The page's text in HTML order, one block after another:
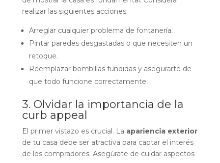
realizar las siguientes acciones:
Arreglar cualquier problema de fontanería.
Pintar paredes desgastadas o que necesiten un
retoque.
Reemplazar bombillas fundidas y asegurarte de
que todo funcione correctamente.
3. Olvidar la importancia de la
curb appeal
El primer vistazo es crucial. La apariencia exterior
de tu casa debe ser atractiva para captar el interés
de los compradores. Asegúrate de cuidar aspectos